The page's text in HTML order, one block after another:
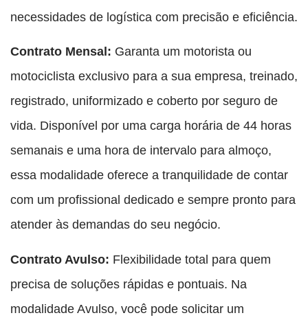
necessidades de logística com precisão e eficiência.
Contrato Mensal: Garanta um motorista ou
motociclista exclusivo para a sua empresa, treinado,
registrado, uniformizado e coberto por seguro de
vida. Disponível por uma carga horária de 44 horas
semanais e uma hora de intervalo para almoço,
essa modalidade oferece a tranquilidade de contar
com um profissional dedicado e sempre pronto para
atender às demandas do seu negócio.
Contrato Avulso: Flexibilidade total para quem
precisa de soluções rápidas e pontuais. Na
modalidade Avulso, você pode solicitar um